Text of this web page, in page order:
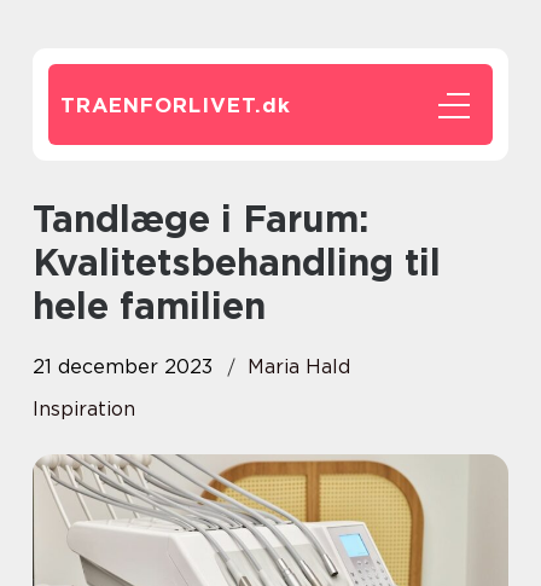
TRAENFORLIVET.dk
Tandlæge i Farum:
Kvalitetsbehandling til
hele familien
21 december 2023
Maria Hald
Inspiration